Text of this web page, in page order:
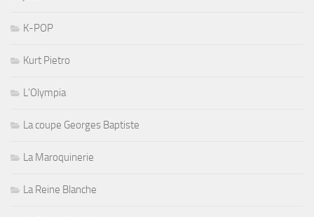
K-POP
Kurt Pietro
L'Olympia
La coupe Georges Baptiste
La Maroquinerie
La Reine Blanche